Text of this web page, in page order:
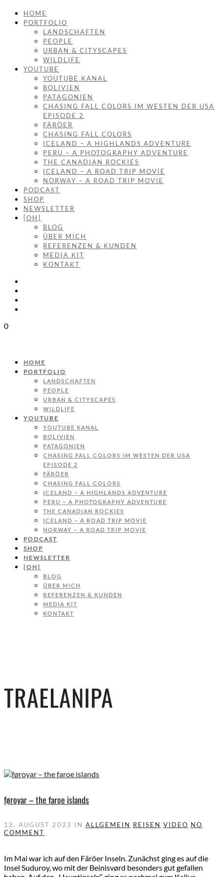
HOME
PORTFOLIO
LANDSCHAFTEN
PEOPLE
URBAN & CITYSCAPES
WILDLIFE
YOUTUBE
YOUTUBE KANAL
BOLIVIEN
PATAGONIEN
CHASING FALL COLORS IM WESTEN DER USA
EPISODE 2
FÄRÖER
CHASING FALL COLORS
ICELAND – A HIGHLANDS ADVENTURE
PERU – A PHOTOGRAPHY ADVENTURE
THE CANADIAN ROCKIES
ICELAND – A ROAD TRIP MOVIE
NORWAY – A ROAD TRIP MOVIE
PODCAST
SHOP
NEWSLETTER
[OH]
BLOG
ÜBER MICH
REFERENZEN & KUNDEN
MEDIA KIT
KONTAKT
0
HOME
PORTFOLIO
LANDSCHAFTEN
PEOPLE
URBAN & CITYSCAPES
WILDLIFE
YOUTUBE
YOUTUBE KANAL
BOLIVIEN
PATAGONIEN
CHASING FALL COLORS IM WESTEN DER USA
EPISODE 2
FÄRÖER
CHASING FALL COLORS
ICELAND – A HIGHLANDS ADVENTURE
PERU – A PHOTOGRAPHY ADVENTURE
THE CANADIAN ROCKIES
ICELAND – A ROAD TRIP MOVIE
NORWAY – A ROAD TRIP MOVIE
PODCAST
SHOP
NEWSLETTER
[OH]
BLOG
ÜBER MICH
REFERENZEN & KUNDEN
MEDIA KIT
KONTAKT
TRAELANIPA
føroyar – the faroe islands
12. AUGUST 2023 IN ALLGEMEIN REISEN VIDEO NO
COMMENT
Im Mai war ich auf den Färöer Inseln. Zunächst ging es auf die
Insel Suduroy, wo mit der Beinisvørd besonders gut gefallen